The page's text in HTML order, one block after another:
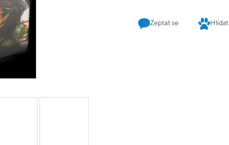
Zeptat se Hlídat